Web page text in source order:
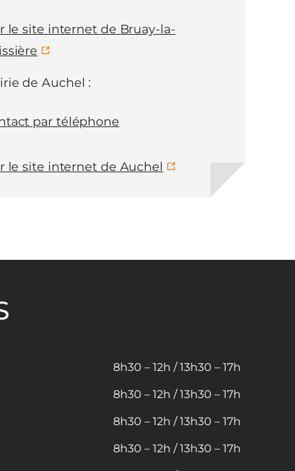
le site internet de Bruay-la-
de Auchel :
par téléphone
le site internet de Auchel
8h30 – 12h / 13h30 – 17h
8h30 – 12h / 13h30 – 17h
8h30 – 12h / 13h30 – 17h
8h30 – 12h / 13h30 – 17h